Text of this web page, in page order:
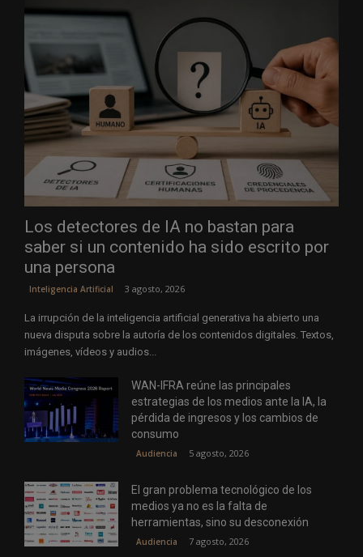
Los detectores de IA no bastan para
saber si un contenido ha sido escrito por
una persona
Inteligencia Artificial 3 agosto, 2026
La irrupción de la inteligencia artificial generativa ha abierto una
nueva disputa sobre la autoría de los contenidos digitales. Textos,
imágenes, vídeos y audios...
WAN-IFRA reúne las principales
estrategias de los medios ante la IA, la
pérdida de ingresos y los cambios de
consumo
Audiencia 5 agosto, 2026
El gran problema tecnológico de los
medios ya no es la falta de
herramientas, sino su desconexión
Audiencia 7 agosto, 2026